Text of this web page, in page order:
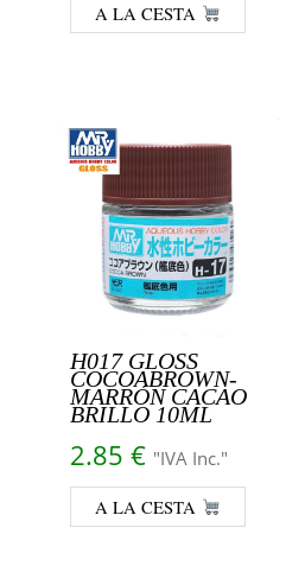
A LA CESTA
H017 GLOSS
COCOABROWN-
MARRÓN CACAO
BRILLO 10ML
2.85 € "IVA Inc."
A LA CESTA